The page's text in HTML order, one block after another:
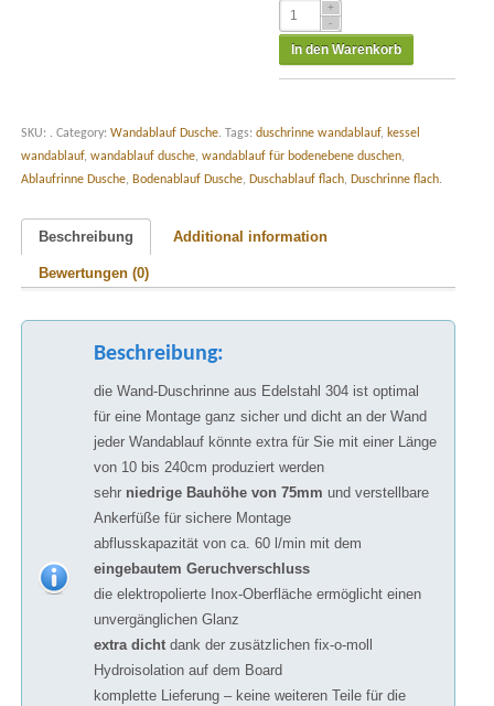
In den Warenkorb
SKU: . Category: Wandablauf Dusche. Tags: duschrinne wandablauf, kessel
wandablauf, wandablauf dusche, wandablauf für bodenebene duschen,
Ablaufrinne Dusche, Bodenablauf Dusche, Duschablauf flach, Duschrinne flach.
Beschreibung Additional information
Bewertungen (0)
Beschreibung:
die Wand-Duschrinne aus Edelstahl 304 ist optimal
für eine Montage ganz sicher und dicht an der Wand
jeder Wandablauf könnte extra für Sie mit einer Länge
von 10 bis 240cm produziert werden
sehr niedrige Bauhöhe von 75mm und verstellbare
Ankerfüße für sichere Montage
abflusskapazität von ca. 60 l/min mit dem
eingebautem Geruchverschluss
die elektropolierte Inox-Oberfläche ermöglicht einen
unvergänglichen Glanz
extra dichtdank der zusätzlichen fix-o-moll
Hydroisolation auf dem Board
komplette Lieferung – keine weiteren Teile für die